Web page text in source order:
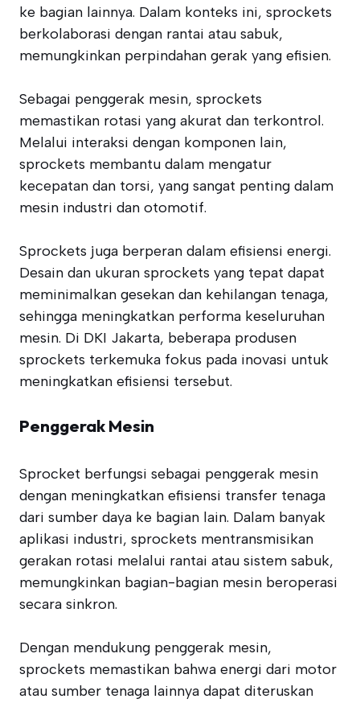
ke bagian lainnya. Dalam konteks ini, sprockets
berkolaborasi dengan rantai atau sabuk,
memungkinkan perpindahan gerak yang efisien.
Sebagai penggerak mesin, sprockets
memastikan rotasi yang akurat dan terkontrol.
Melalui interaksi dengan komponen lain,
sprockets membantu dalam mengatur
kecepatan dan torsi, yang sangat penting dalam
mesin industri dan otomotif.
Sprockets juga berperan dalam efisiensi energi.
Desain dan ukuran sprockets yang tepat dapat
meminimalkan gesekan dan kehilangan tenaga,
sehingga meningkatkan performa keseluruhan
mesin. Di DKI Jakarta, beberapa produsen
sprockets terkemuka fokus pada inovasi untuk
meningkatkan efisiensi tersebut.
Penggerak Mesin
Sprocket berfungsi sebagai penggerak mesin
dengan meningkatkan efisiensi transfer tenaga
dari sumber daya ke bagian lain. Dalam banyak
aplikasi industri, sprockets mentransmisikan
gerakan rotasi melalui rantai atau sistem sabuk,
memungkinkan bagian-bagian mesin beroperasi
secara sinkron.
Dengan mendukung penggerak mesin,
sprockets memastikan bahwa energi dari motor
atau sumber tenaga lainnya dapat diteruskan